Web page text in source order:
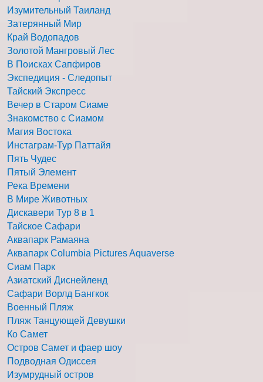
Изумительный Таиланд
Затерянный Мир
Край Водопадов
Золотой Мангровый Лес
В Поисках Сапфиров
Экспедиция - Следопыт
Тайский Экспресс
Вечер в Старом Сиаме
Знакомство с Сиамом
Магия Востока
Инстаграм-Тур Паттайя
Пять Чудес
Пятый Элемент
Река Времени
В Мире Животных
Дискавери Тур 8 в 1
Тайское Сафари
Аквапарк Рамаяна
Аквапарк Columbia Pictures Aquaverse
Сиам Парк
Азиатский Диснейленд
Сафари Ворлд Бангкок
Военный Пляж
Пляж Танцующей Девушки
Ко Самет
Остров Самет и фаер шоу
Подводная Одиссея
Изумрудный остров